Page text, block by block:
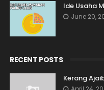
Ide Usaha
June 20,
RECENT POSTS
Kerang